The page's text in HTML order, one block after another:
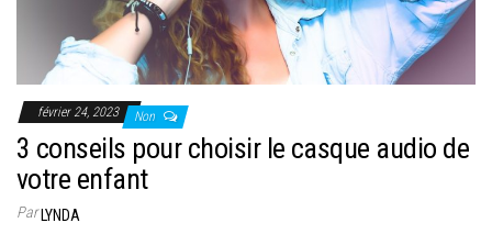
février 24, 2023 Non
3 conseils pour choisir le casque audio de
votre enfant
ParLYNDA